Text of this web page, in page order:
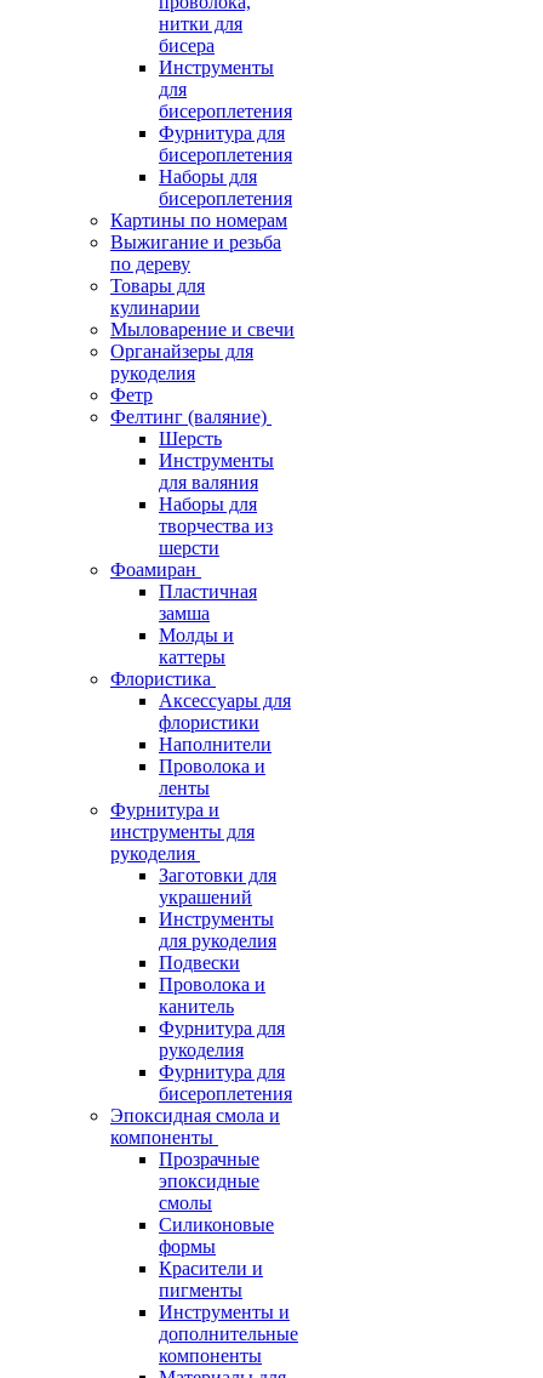
нитки для
бисера
Инструменты
для
бисероплетения
Фурнитура для
бисероплетения
Наборы для
бисероплетения
Картины по номерам
Выжигание и резьба
по дереву
Товары для
кулинарии
Мыловарение и свечи
Органайзеры для
рукоделия
Фетр
Фелтинг (валяние)
Шерсть
Инструменты
для валяния
Наборы для
творчества из
шерсти
Фоамиран
Пластичная
замша
Молды и
каттеры
Флористика
Аксессуары для
флористики
Наполнители
Проволока и
ленты
Фурнитура и
инструменты для
рукоделия
Заготовки для
украшений
Инструменты
для рукоделия
Подвески
Проволока и
канитель
Фурнитура для
рукоделия
Фурнитура для
бисероплетения
Эпоксидная смола и
компоненты
Прозрачные
эпоксидные
смолы
Силиконовые
формы
Красители и
пигменты
Инструменты и
дополнительные
компоненты